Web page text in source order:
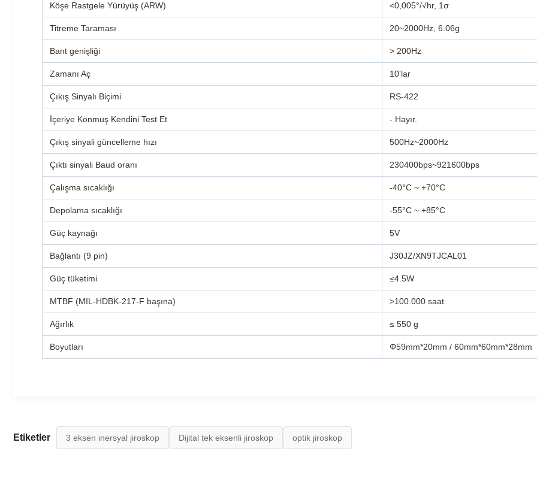
Köşe Rastgele Yürüyüş (ARW) <0,005°/√hr, 1σ
Titreme Taraması 20~2000Hz, 6.06g
Bant genişliği > 200Hz
Zamanı Aç 10'lar
Çıkış Sinyalı Biçimi RS-422
İçeriye Konmuş Kendini Test Et - Hayır.
Çıkış sinyali güncelleme hızı 500Hz~2000Hz
Çıktı sinyali Baud oranı 230400bps~921600bps
Çalışma sıcaklığı -40°C ~ +70°C
Depolama sıcaklığı -55°C ~ +85°C
Güç kaynağı 5V
Bağlantı (9 pin) J30JZ/XN9TJCAL01
Güç tüketimi ≤4.5W
MTBF (MIL-HDBK-217-F başına) >100.000 saat
Ağırlık ≤ 550 g
Boyutları Φ59mm*20mm / 60mm*60mm*28mm
Etiketler 3 eksen inersyal jiroskop Dijital tek eksenli jiroskop optik jiroskop